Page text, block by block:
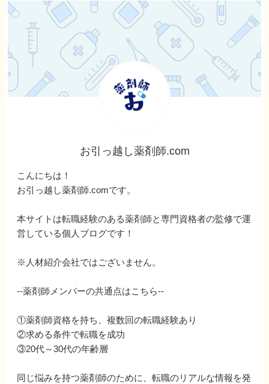
お引っ越し薬剤師.com
こんにちは！
お引っ越し薬剤師.comです。
本サイトは転職経験のある薬剤師と専門資格者の監修で運
営している個人ブログです！
※人材紹介会社ではございません。
--薬剤師メンバーの共通点はこちら--
①薬剤師資格を持ち、複数回の転職経験あり
②求める条件で転職を成功
③20代～30代の年齢層
同じ悩みを持つ薬剤師のために、転職のリアルな情報を発